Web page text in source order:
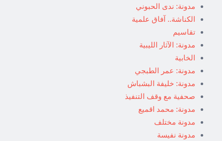
مدونة: ندى الحبوني
الكناشة.. آفاق علمية
تقاسيم
مدونة: الآثار الليبية
الخابية
مدونة: عمر الطبجي
مدونة: خليفة البشباش
صحفية مع وقف التنفيذ
مدونة: محمد اقميع
مدونة مختلف
مدونة نفيسة